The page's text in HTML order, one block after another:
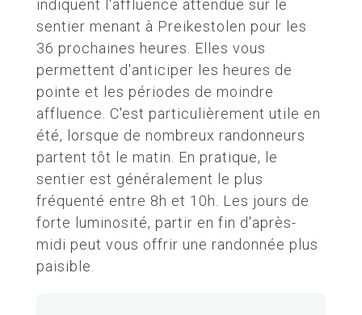
indiquent l'affluence attendue sur le
sentier menant à Preikestolen pour les
36 prochaines heures. Elles vous
permettent d'anticiper les heures de
pointe et les périodes de moindre
affluence. C'est particulièrement utile en
été, lorsque de nombreux randonneurs
partent tôt le matin. En pratique, le
sentier est généralement le plus
fréquenté entre 8h et 10h. Les jours de
forte luminosité, partir en fin d'après-
midi peut vous offrir une randonnée plus
paisible.